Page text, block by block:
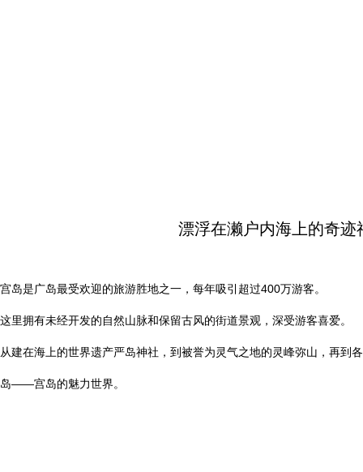
漂浮在濑户内海上的奇迹
宫岛是广岛最受欢迎的旅游胜地之一，每年吸引超过400万游客。
这里拥有未经开发的自然山脉和保留古风的街道景观，深受游客喜爱。
从建在海上的世界遗产严岛神社，到被誉为灵气之地的灵峰弥山，再到
岛——宫岛的魅力世界。